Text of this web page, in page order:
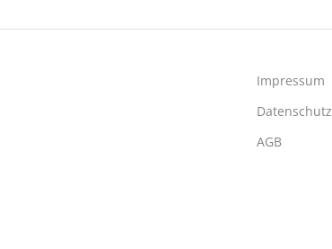
Impressum
Datenschutz
AGB